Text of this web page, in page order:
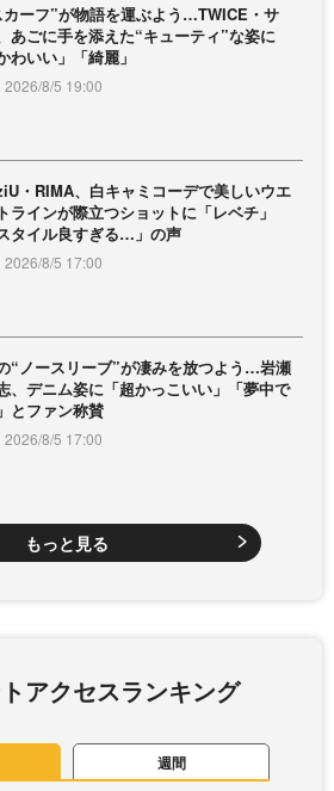
カーフ”が物語を運ぶよう…TWICE・サ
あごに手を添えた“キューティ”な姿に
わいい」「綺麗」
2026/8/5 19:00
・RIMA、白キャミコーデで美しいウエ
ラインが際立つショットに「レベチ」
タイル良すぎる…」の声
2026/8/5 17:00
“ノースリーブ”が凄みを放つよう…岩瀬
、デニム姿に「超かっこいい」「夢中で
とファン称賛
2026/8/5 17:00
もっと見る
アクセスランキング
週間